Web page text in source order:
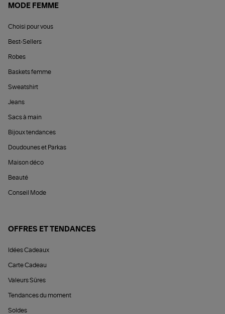
MODE FEMME
Choisi pour vous
Best-Sellers
Robes
Baskets femme
Sweatshirt
Jeans
Sacs à main
Bijoux tendances
Doudounes et Parkas
Maison déco
Beauté
Conseil Mode
OFFRES ET TENDANCES
Idées Cadeaux
Carte Cadeau
Valeurs Sûres
Tendances du moment
Soldes